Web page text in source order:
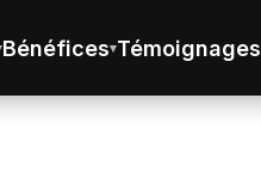
Bénéfices Témoignages